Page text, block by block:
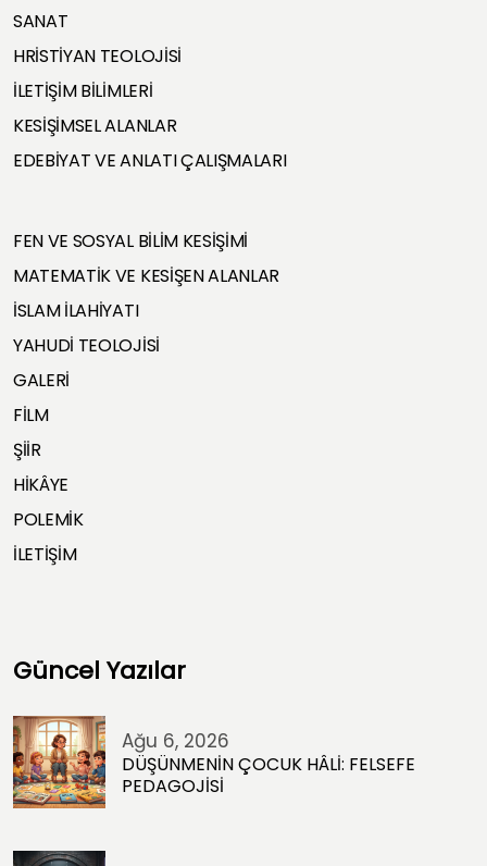
SANAT
HRİSTİYAN TEOLOJİSİ
İLETİŞİM BİLİMLERİ
KESİŞİMSEL ALANLAR
EDEBİYAT VE ANLATI ÇALIŞMALARI
FEN VE SOSYAL BİLİM KESİŞİMİ
MATEMATİK VE KESİŞEN ALANLAR
İSLAM İLAHİYATI
YAHUDİ TEOLOJİSİ
GALERİ
FİLM
ŞİİR
HİKÂYE
POLEMİK
İLETİŞİM
Güncel Yazılar
Ağu 6, 2026
DÜŞÜNMENİN ÇOCUK HÂLİ: FELSEFE
PEDAGOJİSİ